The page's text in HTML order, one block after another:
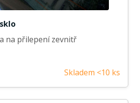
na přilepení zevnitř
Skladem <10 ks